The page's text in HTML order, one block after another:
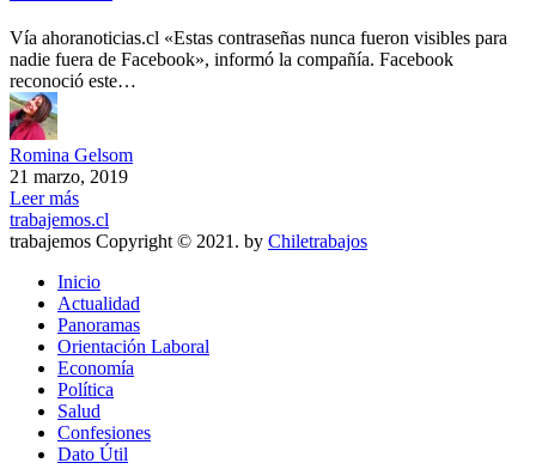
Vía ahoranoticias.cl «Estas contraseñas nunca fueron visibles para
nadie fuera de Facebook», informó la compañía. Facebook
reconoció este…
Romina Gelsom
21 marzo, 2019
Leer más
trabajemos.cl
trabajemos Copyright © 2021. by Chiletrabajos
Inicio
Actualidad
Panoramas
Orientación Laboral
Economía
Política
Salud
Confesiones
Dato Útil